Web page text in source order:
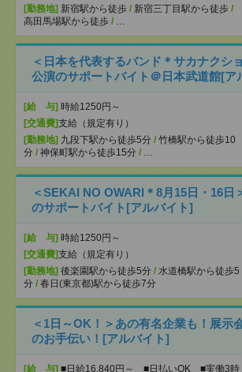
[勤務地] 新宿駅から徒歩 / 新宿三丁目駅から徒歩 /
高田馬場駅から徒歩 / …
＜日本を代表するバンド＊サカナクシ
公演のサポートバイト＠日本武道館[ア
[給 与] 時給1250円～
[交通費]支給（規定有り）
[勤務地] 九段下駅から徒歩5分 / 竹橋駅から徒歩10
分 / 神保町駅から徒歩15分 / …
＜SEKAI NO OWARI＊8月15日・16日
のサポートバイト[アルバイト]
[給 与] 時給1250円～
[交通費]支給（規定有り）
[勤務地] 後楽園駅から徒歩5分 / 水道橋駅から徒歩5
分 / 春日(東京都)駅から徒歩7分
＜1日～OK！＞あの有名企業も！展示
のお手伝い！[アルバイト]
[給 与] ■日給16,840円～ ■日払いOK ■実働3時